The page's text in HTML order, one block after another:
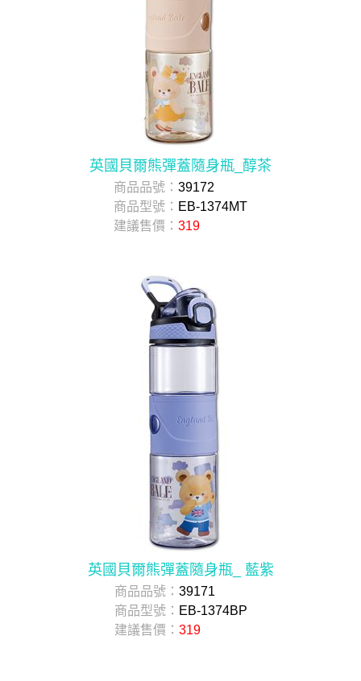
英國貝爾熊彈蓋隨身瓶_醇茶
商品品號： 39172
商品型號： EB-1374MT
建議售價： 319
英國貝爾熊彈蓋隨身瓶_ 藍紫
商品品號： 39171
商品型號： EB-1374BP
建議售價： 319